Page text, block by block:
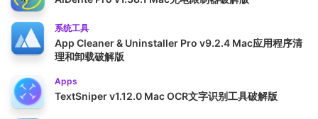
系统工具
App Cleaner & Uninstaller Pro v9.2.4 Mac应用程序清
理和卸载破解版
Apps
TextSniper v1.12.0 Mac OCR文字识别工具破解版